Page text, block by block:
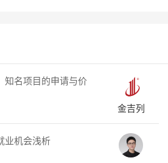
知名项目的申请与价
金吉列
业机会浅析